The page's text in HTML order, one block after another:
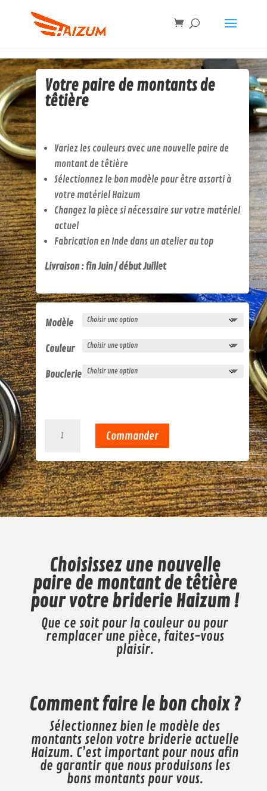
Votre paire de montants de
têtière
Variez les couleurs avec une nouvelle paire de
montant de têtière
Sélectionnez le bon modèle pour être assorti à
votre matériel Haizum
Changez la pièce si nécessaire sur votre matériel
actuel
Fabrication en Inde dans un atelier au top
Livraison : fin Juin / début Juillet
Modèle
Couleur
Bouclerie
Montant
de
têtière
Commander
Choisissez une nouvelle
paire de montant de têtière
pour votre briderie Haizum !
Que ce soit pour la couleur ou pour
remplacer une pièce, faites-vous
plaisir.
Comment faire le bon choix ?
Sélectionnez bien le modèle des
montants selon votre briderie actuelle
Haizum. C’est important pour nous afin
de garantir que nous produisons les
bons montants pour vous.